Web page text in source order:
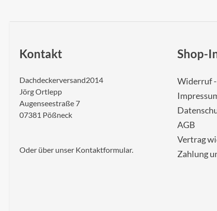
Kontakt
Dachdeckerversand2014
Jörg Ortlepp
Augenseestraße 7
07381 Pößneck
Oder über unser Kontaktformular.
Shop-
Widerruf
AGB
Vertrag
Zahlung